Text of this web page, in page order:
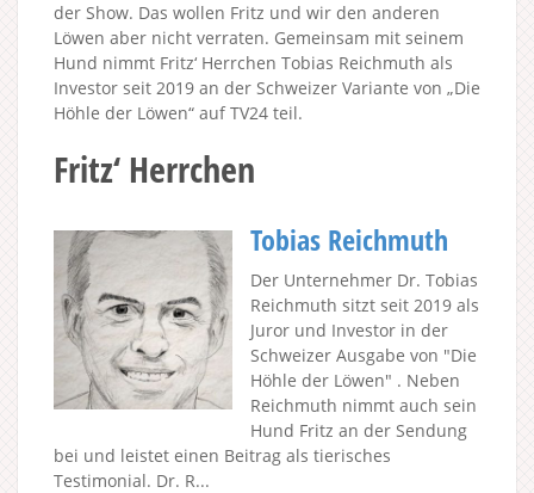
der Show. Das wollen Fritz und wir den anderen
Löwen aber nicht verraten. Gemeinsam mit seinem
Hund nimmt Fritz‘ Herrchen Tobias Reichmuth als
Investor seit 2019 an der Schweizer Variante von „Die
Höhle der Löwen“ auf TV24 teil.
Fritz‘ Herrchen
Tobias Reichmuth
Der Unternehmer Dr. Tobias
Reichmuth sitzt seit 2019 als
Juror und Investor in der
Schweizer Ausgabe von "Die
Höhle der Löwen" . Neben
Reichmuth nimmt auch sein
Hund Fritz an der Sendung
bei und leistet einen Beitrag als tierisches
Testimonial. Dr. R...